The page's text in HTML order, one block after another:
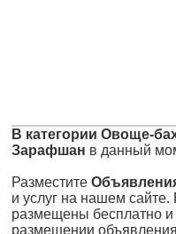
В категории Овоще-
Зарафшан в данный
Разместите
и услуг на нашем
размещены бесплатно
размещении